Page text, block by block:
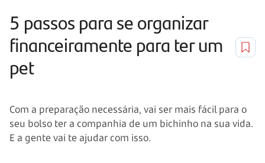
5 passos para se organizar
financeiramente para ter um
pet
Com a preparação necessária, vai ser mais fácil para o
seu bolso ter a companhia de um bichinho na sua vida.
E a gente vai te ajudar com isso.